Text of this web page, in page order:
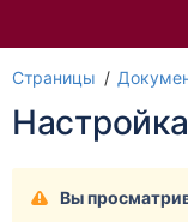
Страницы
Вы